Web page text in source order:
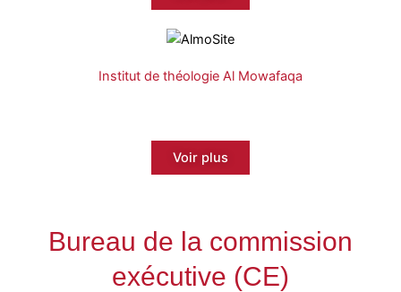
Institut de théologie Al Mowafaqa
Voir plus
Bureau de la commission
exécutive (CE)